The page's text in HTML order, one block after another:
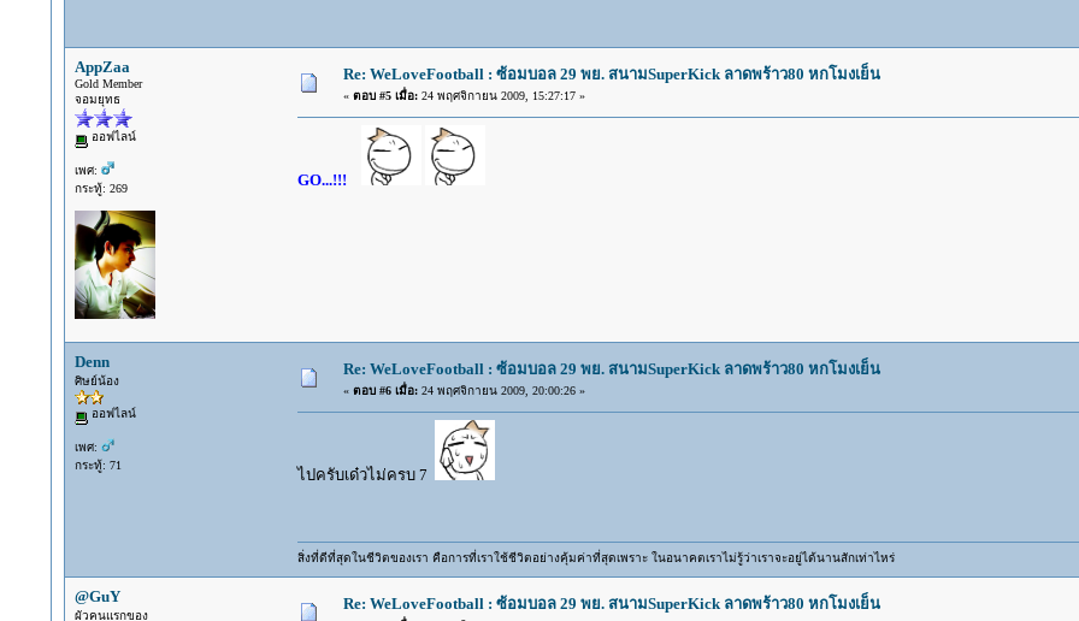
AppZaa
Gold Member
จอมยุทธ
ออฟไลน์
เพศ:
กระทู้: 269
Re: WeLoveFootball : ซ้อมบอล 29 พย. สนามSuperKick ลาดพร้าว80 หกโมงเย็น
« ตอบ #5 เมื่อ:24 พฤศจิกายน 2009, 15:27:17 »
GO...!!!
Denn
ศิษย์น้อง
ออฟไลน์
เพศ:
กระทู้: 71
Re: WeLoveFootball : ซ้อมบอล 29 พย. สนามSuperKick ลาดพร้าว80 หกโมงเย็น
« ตอบ #6 เมื่อ:24 พฤศจิกายน 2009, 20:00:26 »
ไปครับเด๋วไม่ครบ 7
สิ่งที่ดีที่สุดในชีวิตของเรา คือการที่เราใช้ชีวิตอย่างคุ้มค่าที่สุดเพราะ ในอนาคตเราไม่รู้ว่าเราจะอยู่ได้นานสักเท่าไหร่
@GuY
ผัวคนแรกของ
Re: WeLoveFootball : ซ้อมบอล 29 พย. สนามSuperKick ลาดพร้าว80 หกโมงเย็น